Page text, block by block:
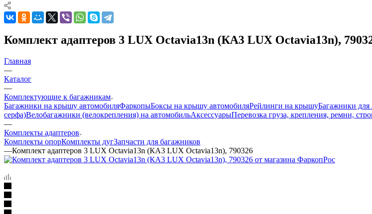
Комплект адаптеров 3 LUX Octavia13n (КА3 LUX Octavia13n),
Главная
—
Каталог
—
Комплектующие к багажникам
Багажники на крышу автомобиляФаркопыБоксы на крышу автомобиляРейлинги на крышуБагажники
серфа)Велобагажники (велокрепления) на автомобильАксессуарыПеревозка груза, крепления, ремни,
—
Комплекты адаптеров
Комплекты опорКомплекты дугЗапчасти для багажников
—Комплект адаптеров 3 LUX Octavia13n (КА3 LUX Octavia13n), 790326